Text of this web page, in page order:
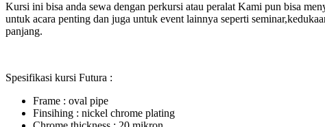
Kursi ini bisa anda sewa dengan perkursi atau peralat Kami pun bisa
untuk acara penting dan juga untuk event lainnya seperti
panjang.
Spesifikasi kursi Futura :
Frame : oval pipe
Finsihing : nickel chrome plating